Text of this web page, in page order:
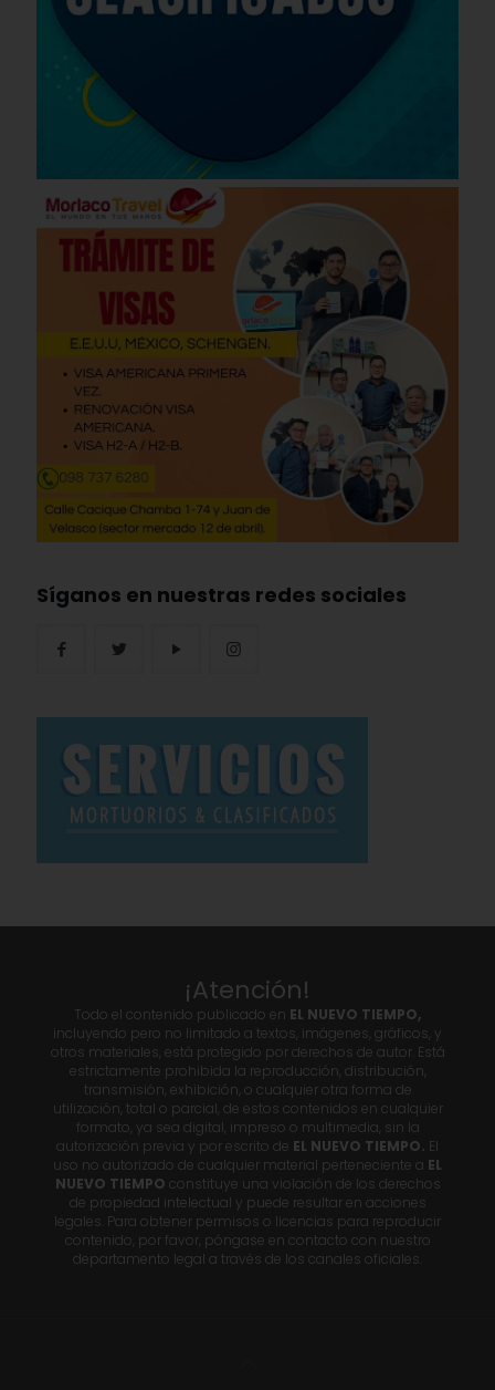
Síganos en nuestras redes sociales
¡Atención!
Todo el contenido publicado en EL NUEVO TIEMPO,
incluyendo pero no limitado a textos, imágenes, gráficos, y
otros materiales, está protegido por derechos de autor. Está
estrictamente prohibida la reproducción, distribución,
transmisión, exhibición, o cualquier otra forma de
utilización, total o parcial, de estos contenidos en cualquier
formato, ya sea digital, impreso o multimedia, sin la
autorización previa y por escrito de EL NUEVO TIEMPO. El
uso no autorizado de cualquier material perteneciente a EL
NUEVO TIEMPO constituye una violación de los derechos
de propiedad intelectual y puede resultar en acciones
legales. Para obtener permisos o licencias para reproducir
contenido, por favor, póngase en contacto con nuestro
departamento legal a través de los canales oficiales.